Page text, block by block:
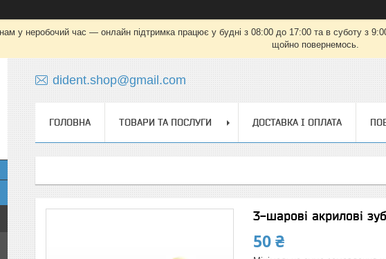
у неробочий час — онлайн підтримка працює у будні з 08:00 до 17:00 та в суботу з
щойно повернемось.
dident.shop@gmail.com
ГОЛОВНА ТОВАРИ ТА ПОСЛУГИ ДОСТАВКА І ОПЛАТА
3-шарові акрилові
50 ₴